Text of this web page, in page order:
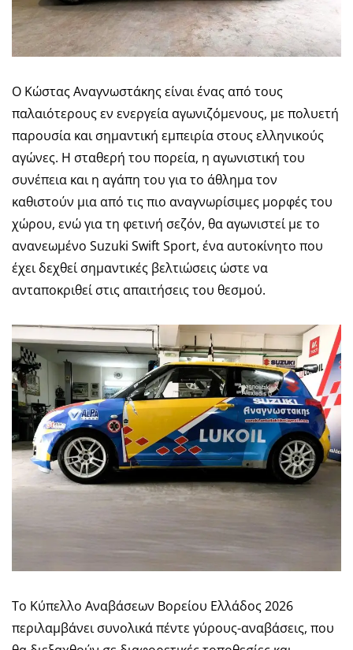
Ο Κώστας Αναγνωστάκης είναι ένας από τους
παλαιότερους εν ενεργεία αγωνιζόμενους, με πολυετή
παρουσία και σημαντική εμπειρία στους ελληνικούς
αγώνες. Η σταθερή του πορεία, η αγωνιστική του
συνέπεια και η αγάπη του για το άθλημα τον
καθιστούν μια από τις πιο αναγνωρίσιμες μορφές του
χώρου, ενώ για τη φετινή σεζόν, θα αγωνιστεί με το
ανανεωμένο Suzuki Swift Sport, ένα αυτοκίνητο που
έχει δεχθεί σημαντικές βελτιώσεις ώστε να
ανταποκριθεί στις απαιτήσεις του θεσμού.
Το Κύπελλο Αναβάσεων Βορείου Ελλάδος 2026
περιλαμβάνει συνολικά πέντε γύρους-αναβάσεις, που